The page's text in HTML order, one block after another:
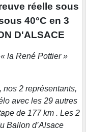
réelle sous
40°C en 3
D'ALSACE
la René Pottier »
nos 2 représentants,
avec les 29 autres
de 177 km . Les 2
Ballon d’Alsace